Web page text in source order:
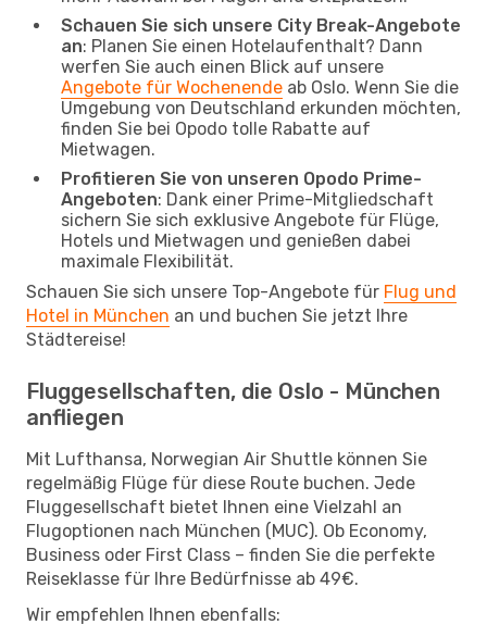
Schauen Sie sich unsere City Break-Angebote
an: Planen Sie einen Hotelaufenthalt? Dann
werfen Sie auch einen Blick auf unsere
Angebote für Wochenende ab Oslo. Wenn Sie die
Umgebung von Deutschland erkunden möchten,
finden Sie bei Opodo tolle Rabatte auf
Mietwagen.
Profitieren Sie von unseren Opodo Prime-
Angeboten: Dank einer Prime-Mitgliedschaft
sichern Sie sich exklusive Angebote für Flüge,
Hotels und Mietwagen und genießen dabei
maximale Flexibilität.
Schauen Sie sich unsere Top-Angebote für Flug und
Hotel in München an und buchen Sie jetzt Ihre
Städtereise!
Fluggesellschaften, die Oslo - München
anfliegen
Mit Lufthansa, Norwegian Air Shuttle können Sie
regelmäßig Flüge für diese Route buchen. Jede
Fluggesellschaft bietet Ihnen eine Vielzahl an
Flugoptionen nach München (MUC). Ob Economy,
Business oder First Class – finden Sie die perfekte
Reiseklasse für Ihre Bedürfnisse ab 49€.
Wir empfehlen Ihnen ebenfalls: